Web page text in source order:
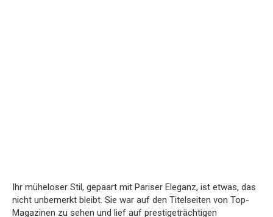
Ihr müheloser Stil, gepaart mit Pariser Eleganz, ist etwas, das
nicht unbemerkt bleibt. Sie war auf den Titelseiten von Top-
Magazinen zu sehen und lief auf prestigeträchtigen